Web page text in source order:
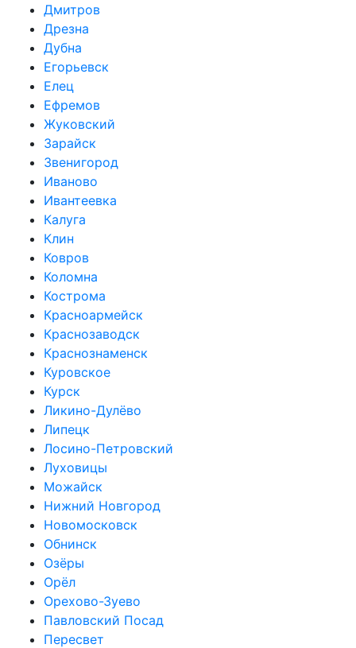
Дмитров
Дрезна
Дубна
Егорьевск
Елец
Ефремов
Жуковский
Зарайск
Звенигород
Иваново
Ивантеевка
Калуга
Клин
Ковров
Коломна
Кострома
Красноармейск
Краснозаводск
Краснознаменск
Куровское
Курск
Ликино-Дулёво
Липецк
Лосино-Петровский
Луховицы
Можайск
Нижний Новгород
Новомосковск
Обнинск
Озёры
Орёл
Орехово-Зуево
Павловский Посад
Пересвет